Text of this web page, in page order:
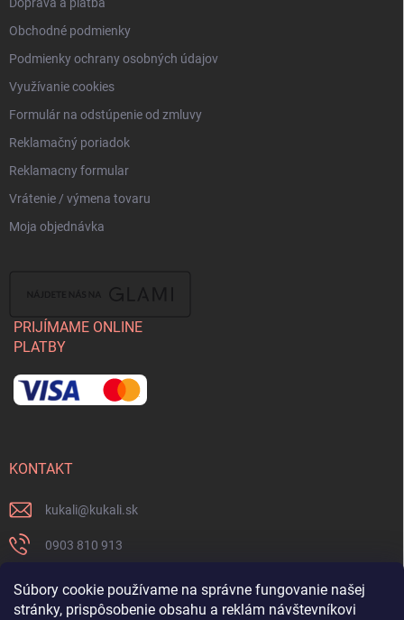
Súbory cookie používame na správne fungovanie našej
stránky, prispôsobenie obsahu a reklám návštevníkovi
Obchodné podmienky
Podmienky ochrany osobných údajov
Využívanie cookies
Formulár na odstúpenie od zmluvy
Reklamačný poriadok
Reklamacny formular
Vrátenie / výmena tovaru
Moja objednávka
PRIJÍMAME ONLINE
PLATBY
KONTAKT
kukali@kukali.sk
0903 810 913
Nenechajte si ujsť novinky a sledujte nás na FB